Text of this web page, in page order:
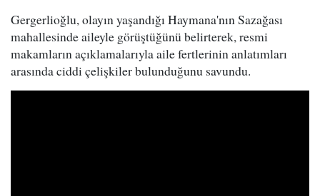
Gergerlioğlu, olayın yaşandığı Haymana'nın Sazağası
mahallesinde aileyle görüştüğünü belirterek, resmi
makamların açıklamalarıyla aile fertlerinin anlatımları
arasında ciddi çelişkiler bulunduğunu savundu.